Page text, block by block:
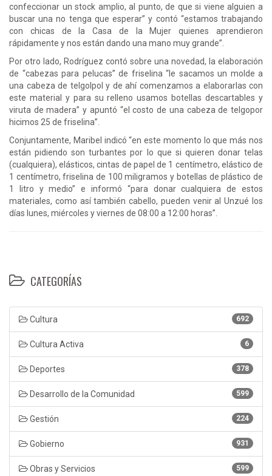
confeccionar un stock amplio, al punto, de que si viene alguien a
buscar una no tenga que esperar” y contó “estamos trabajando
con chicas de la Casa de la Mujer quienes aprendieron
rápidamente y nos están dando una mano muy grande”.
Por otro lado, Rodríguez contó sobre una novedad, la elaboración
de “cabezas para pelucas” de friselina “le sacamos un molde a
una cabeza de telgolpol y de ahí comenzamos a elaborarlas con
este material y para su relleno usamos botellas descartables y
viruta de madera” y apuntó “el costo de una cabeza de telgopor
hicimos 25 de friselina”.
Conjuntamente, Maribel indicó “en este momento lo que más nos
están pidiendo son turbantes por lo que si quieren donar telas
(cualquiera), elásticos, cintas de papel de 1 centímetro, elástico de
1 centímetro, friselina de 100 miligramos y botellas de plástico de
1 litro y medio” e informó “para donar cualquiera de estos
materiales, como así también cabello, pueden venir al Unzué los
días lunes, miércoles y viernes de 08:00 a 12:00 horas”.
CATEGORÍAS
692
Cultura
6
Cultura Activa
378
Deportes
599
Desarrollo de la Comunidad
224
Gestión
931
Gobierno
599
Obras y Servicios